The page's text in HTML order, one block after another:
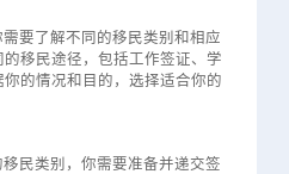
要了解不同的移民类别和相应
移民途径，包括工作签证、学
的情况和目的，选择适合你的
民类别，你需要准备并递交签